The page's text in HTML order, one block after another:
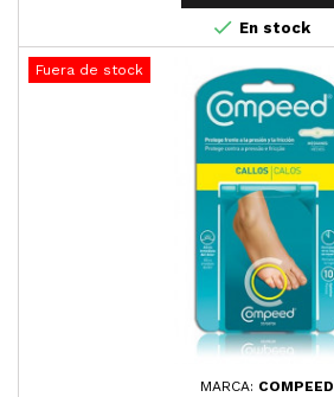
 En stock
Fuera de stock
MARCA: COMPEED